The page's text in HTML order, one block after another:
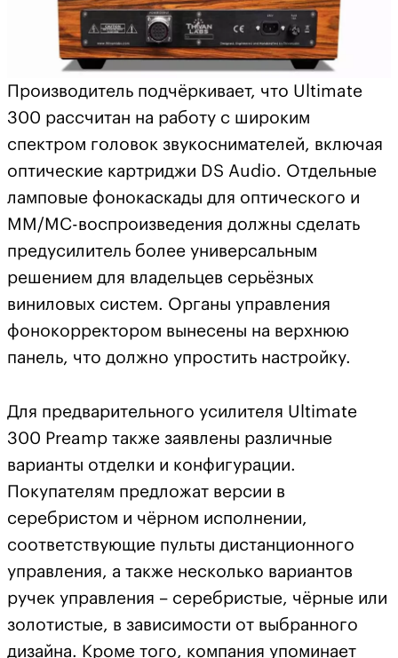
Производитель подчёркивает, что Ultimate
300 рассчитан на работу с широким
спектром головок звукоснимателей, включая
оптические картриджи DS Audio. Отдельные
ламповые фонокаскады для оптического и
MM/MC-воспроизведения должны сделать
предусилитель более универсальным
решением для владельцев серьёзных
виниловых систем. Органы управления
фонокорректором вынесены на верхнюю
панель, что должно упростить настройку.
Для предварительного усилителя Ultimate
300 Preamp также заявлены различные
варианты отделки и конфигурации.
Покупателям предложат версии в
серебристом и чёрном исполнении,
соответствующие пульты дистанционного
управления, а также несколько вариантов
ручек управления – серебристые, чёрные или
золотистые, в зависимости от выбранного
дизайна. Кроме того, компания упоминает